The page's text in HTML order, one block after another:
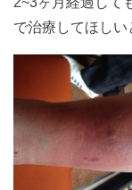
で治療してほしい